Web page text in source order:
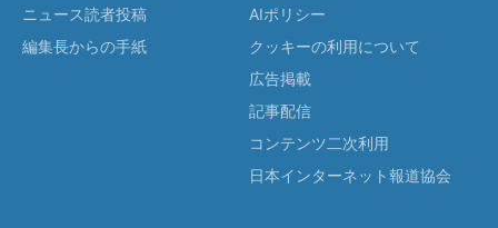
ニュース読者投稿
編集長からの手紙
AIポリシー
クッキーの利用について
広告掲載
記事配信
コンテンツ二次利用
日本インターネット報道協会